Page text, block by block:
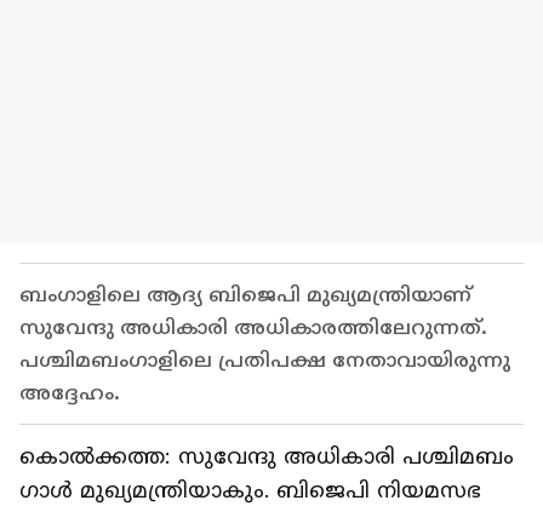
ബം​ഗാളിലെ ആദ്യ ബിജെപി മുഖ്യമന്ത്രിയാണ്
സുവേന്ദു അധികാരി അധികാരത്തിലേറുന്നത്.
പശ്ചിമബം​ഗാളിലെ പ്രതിപക്ഷ നേതാവായിരുന്നു
അദ്ദേഹം.
കൊൽക്കത്ത: സുവേന്ദു അധികാരി പശ്ചിമബം​
ഗാൾ മുഖ്യമന്ത്രിയാകും. ബിജെപി നിയമസഭ